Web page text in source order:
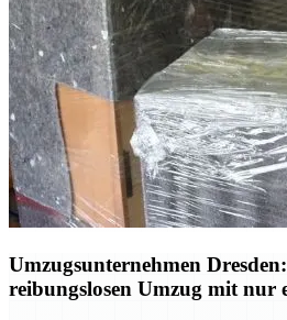
Umzugsunternehmen
reibungslosen Umzug mit nur